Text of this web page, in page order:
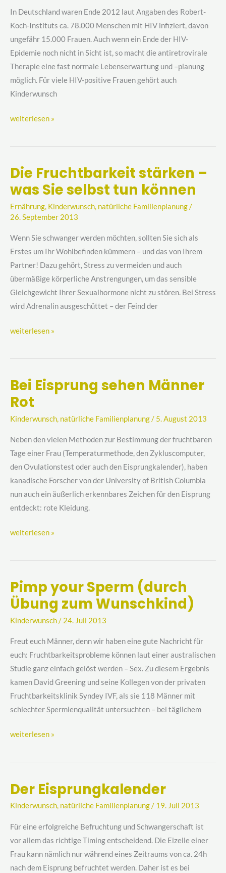
In Deutschland waren Ende 2012 laut Angaben des Robert-
Koch-Instituts ca. 78.000 Menschen mit HIV infiziert, davon
ungefähr 15.000 Frauen. Auch wenn ein Ende der HIV-
Epidemie noch nicht in Sicht ist, so macht die antiretrovirale
Therapie eine fast normale Lebenserwartung und –planung
möglich. Für viele HIV-positive Frauen gehört auch
Kinderwunsch
weiterlesen »
Die Fruchtbarkeit stärken –
was Sie selbst tun können
Ernährung, Kinderwunsch, natürliche Familienplanung/
26. September 2013
Wenn Sie schwanger werden möchten, sollten Sie sich als
Erstes um Ihr Wohlbefinden kümmern – und das von Ihrem
Partner! Dazu gehört, Stress zu vermeiden und auch
übermäßige körperliche Anstrengungen, um das sensible
Gleichgewicht Ihrer Sexualhormone nicht zu stören. Bei Stress
wird Adrenalin ausgeschüttet – der Feind der
Die
Fruchtbarkeit
–
Sie
selbst
tun
können
weiterlesen »
Bei Eisprung sehen Männer
Rot
Kinderwunsch, natürliche Familienplanung/ 5. August 2013
Neben den vielen Methoden zur Bestimmung der fruchtbaren
Tage einer Frau (Temperaturmethode, den Zykluscomputer,
den Ovulationstest oder auch den Eisprungkalender), haben
kanadische Forscher von der University of British Columbia
nun auch ein äußerlich erkennbares Zeichen für den Eisprung
entdeckt: rote Kleidung.
Bei
Eisprung
Männer
Rot
weiterlesen »
Pimp your Sperm (durch
Übung zum Wunschkind)
Kinderwunsch/ 24. Juli 2013
Freut euch Männer, denn wir haben eine gute Nachricht für
euch: Fruchtbarkeitsprobleme können laut einer australischen
Studie ganz einfach gelöst werden – Sex. Zu diesem Ergebnis
kamen David Greening und seine Kollegen von der privaten
Fruchtbarkeitsklinik Syndey IVF, als sie 118 Männer mit
schlechter Spermienqualität untersuchten – bei täglichem
Pimp
your
(durch
Übung
zum
Wunschkind)
weiterlesen »
Der Eisprungkalender
Kinderwunsch, natürliche Familienplanung/ 19. Juli 2013
Für eine erfolgreiche Befruchtung und Schwangerschaft ist
vor allem das richtige Timing entscheidend. Die Eizelle einer
Frau kann nämlich nur während eines Zeitraums von ca. 24h
nach dem Eisprung befruchtet werden. Daher ist es bei
Der
Eisprungkalender